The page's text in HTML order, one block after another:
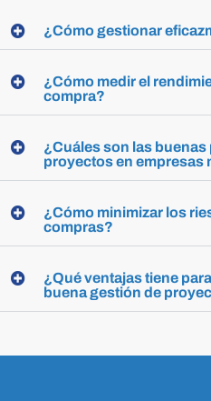
¿Cómo gestionar
¿Cómo medir el
compra?
¿Cuáles son las
proyectos en empresas
¿Cómo minimizar los
compras?
¿Qué ventajas tiene
buena gestión de